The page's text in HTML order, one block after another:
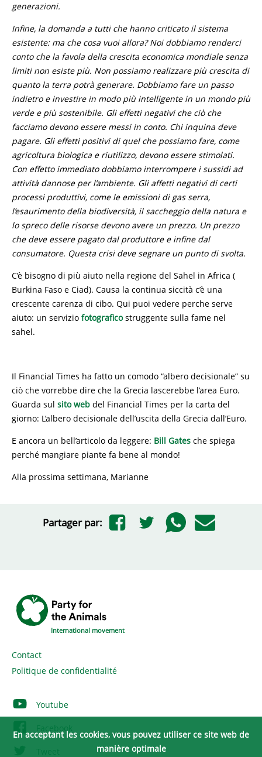
generazioni.
Infine, la domanda a tutti che hanno criticato il sistema
esistente: ma che cosa vuoi allora? Noi dobbiamo renderci
conto che la favola della crescita economica mondiale senza
limiti non esiste più. Non possiamo realizzare più crescita di
quanto la terra potrà generare. Dobbiamo fare un passo
indietro e investire in modo più intelligente in un mondo più
verde e più sostenibile. Gli effetti negativi che ciò che
facciamo devono essere messi in conto. Chi inquina deve
pagare. Gli effetti positivi di quel che possiamo fare, come
agricoltura biologica e riutilizzo, devono essere stimolati.
Con effetto immediato dobbiamo interrompere i sussidi ad
attività dannose per l’ambiente. Gli affetti negativi di certi
processi produttivi, come le emissioni di gas serra,
l’esaurimento della biodiversità, il saccheggio della natura e
lo spreco delle risorse devono avere un prezzo. Un prezzo
che deve essere pagato dal produttore e infine dal
consumatore. Questa crisi deve segnare un punto di svolta.
C’è bisogno di più aiuto nella regione del Sahel in Africa (
Burkina Faso e Ciad). Causa la continua siccità c’è una
crescente carenza di cibo. Qui puoi vedere perche serve
aiuto: un servizio fotograficostruggente sulla fame nel
sahel.
Il Financial Times ha fatto un comodo “albero decisionale” su
ciò che vorrebbe dire che la Grecia lascerebbe l’area Euro.
Guarda sul sito web del Financial Times per la carta del
giorno: L’albero decisionale dell’uscita della Grecia dall’Euro.
E ancora un bell’articolo da leggere: Bill Gates che spiega
perché mangiare piante fa bene al mondo!
Alla prossima settimana, Marianne
Partager par:
International movement
Contact
Politique de confidentialité
Youtube
Facebook
Tweet
En acceptant les cookies, vous pouvez utiliser ce site web de
manière optimale